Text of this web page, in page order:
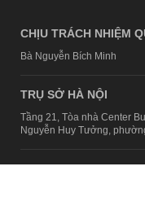
CHỊU TRÁCH NHIỆM
Bà Nguyễn Bích Minh
TRỤ SỞ HÀ NỘI
Tầng 21, Tòa nhà Center
Nguyễn Huy Tưởng,